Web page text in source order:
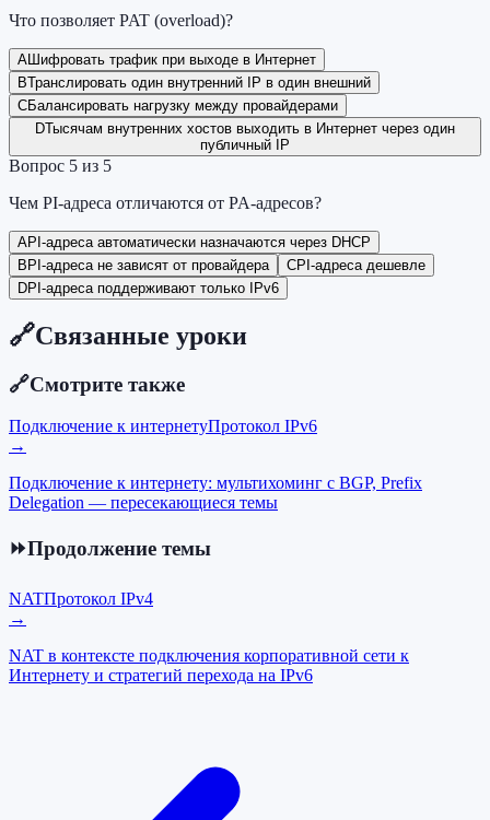
Что позволяет PAT (overload)?
A Шифровать трафик при выходе в Интернет
BТранслировать один внутренний IP в один внешний
CБалансировать нагрузку между провайдерами
DТысячам внутренних хостов выходить в Интернет через один
публичный IP
Вопрос 5 из 5
Чем PI-адреса отличаются от PA-адресов?
API-адреса автоматически назначаются через DHCP
B PI-адреса не зависят от провайдера CPI-адреса дешевле
DPI-адреса поддерживают только IPv6
🔗Связанные уроки
🔗Смотрите также
Подключение к интернетуПротокол IPv6
→
Подключение к интернету: мультихоминг с BGP, Prefix
Delegation — пересекающиеся темы
⏩Продолжение темы
NATПротокол IPv4
→
NAT в контексте подключения корпоративной сети к
Интернету и стратегий перехода на IPv6